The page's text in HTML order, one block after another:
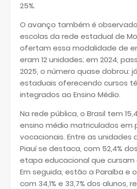
25%.
O avanço também é
escolas da rede estadual de
ofertam essa modalidade de
eram 12 unidades; em 2024,
2025, o número quase dobrou:
estaduais oferecendo cursos
integrados ao Ensino Médio.
Na rede pública, o Brasil tem
ensino médio matriculados em
vocacionais. Entre as unidades
Piauí se destaca, com 52,4%
etapa educacional que cursam
Em seguida, estão a Paraíba e
com 34,1% e 33,7% dos alunos,